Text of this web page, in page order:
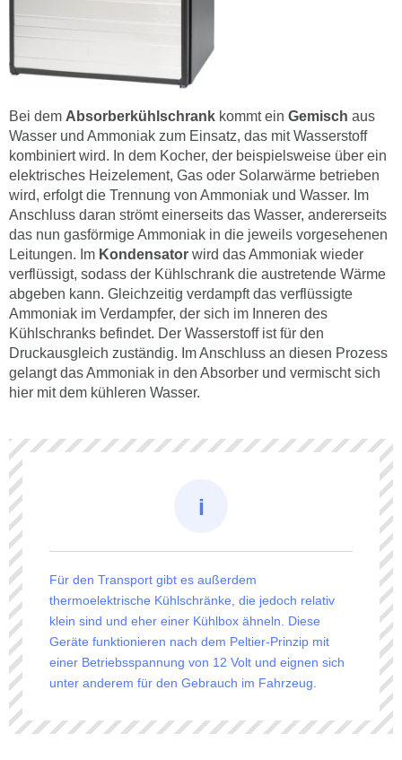
Bei dem Absorberkühlschrank kommt ein Gemisch aus
Wasser und Ammoniak zum Einsatz, das mit Wasserstoff
kombiniert wird. In dem Kocher, der beispielsweise über ein
elektrisches Heizelement, Gas oder Solarwärme betrieben
wird, erfolgt die Trennung von Ammoniak und Wasser. Im
Anschluss daran strömt einerseits das Wasser, andererseits
das nun gasförmige Ammoniak in die jeweils vorgesehenen
Leitungen. Im Kondensator wird das Ammoniak wieder
verflüssigt, sodass der Kühlschrank die austretende Wärme
abgeben kann. Gleichzeitig verdampft das verflüssigte
Ammoniak im Verdampfer, der sich im Inneren des
Kühlschranks befindet. Der Wasserstoff ist für den
Druckausgleich zuständig. Im Anschluss an diesen Prozess
gelangt das Ammoniak in den Absorber und vermischt sich
hier mit dem kühleren Wasser.
Für den Transport gibt es außerdem
thermoelektrische Kühlschränke, die jedoch relativ
klein sind und eher einer Kühlbox ähneln. Diese
Geräte funktionieren nach dem Peltier-Prinzip mit
einer Betriebsspannung von 12 Volt und eignen sich
unter anderem für den Gebrauch im Fahrzeug.